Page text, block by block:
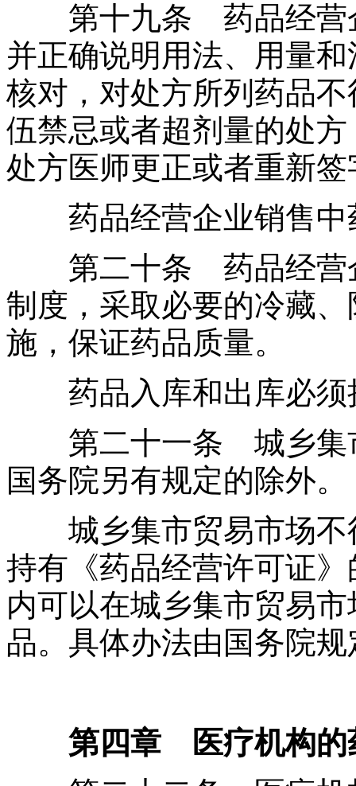
第十九条 药品经营企
并正确说明用法、用量
核对，对处方所列药品
伍禁忌或者超剂量的处
处方医师更正或者重新
药品经营企业销售中
第二十条 药品经营企
制度，采取必要的冷藏
施，保证药品质量。
药品入库和出库必须
第二十一条 城乡集市
国务院另有规定的除外。
城乡集市贸易市场不
持有《药品经营许可证
内可以在城乡集市贸易
品。具体办法由国务院规
第四章 医疗机构的